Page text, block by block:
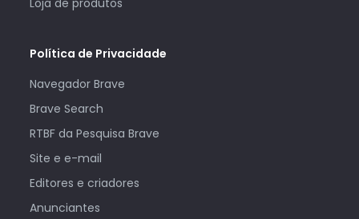
Loja de produtos
Política de Privacidade
Navegador Brave
Brave Search
RTBF da Pesquisa Brave
Site e e-mail
Editores e criadores
Anunciantes